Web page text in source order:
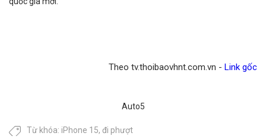
Theo tv.thoibaovhnt.com.vn - Link gốc
Auto5
Từ khóa: iPhone 15, đi phượt